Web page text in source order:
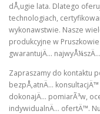
dÅ‚ugie lata. Dlatego
technologiach,
wykonawstwie. Nasze
produkcyjne w
gwarantujÄ…
Zapraszamy do kontaktu
bezpÅ‚atnÄ…
dokonajÄ… pomiarÃ³w,
indywidualnÄ… ofertÄ™.